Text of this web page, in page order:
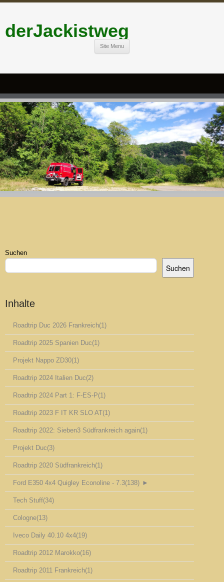
derJackistweg
Site Menu
Suchen
Suchen
Inhalte
Roadtrip Duc 2026 Frankreich(1)
Roadtrip 2025 Spanien Duc(1)
Projekt Nappo ZD30(1)
Roadtrip 2024 Italien Duc(2)
Roadtrip 2024 Part 1: F-ES-P(1)
Roadtrip 2023 F IT KR SLO AT(1)
Roadtrip 2022: Sieben3 Südfrankreich again(1)
Projekt Duc(3)
Roadtrip 2020 Südfrankreich(1)
Ford E350 4x4 Quigley Econoline - 7.3(138) ►
Tech Stuff(34)
Cologne(13)
Iveco Daily 40.10 4x4(19)
Roadtrip 2012 Marokko(16)
Roadtrip 2011 Frankreich(1)